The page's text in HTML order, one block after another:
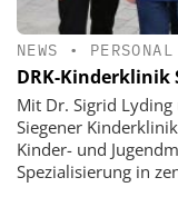
NEWS • PERSONAL
DRK-
Mit Dr. Sigrid
Siegener
Kinder- und
Spezialisierung in